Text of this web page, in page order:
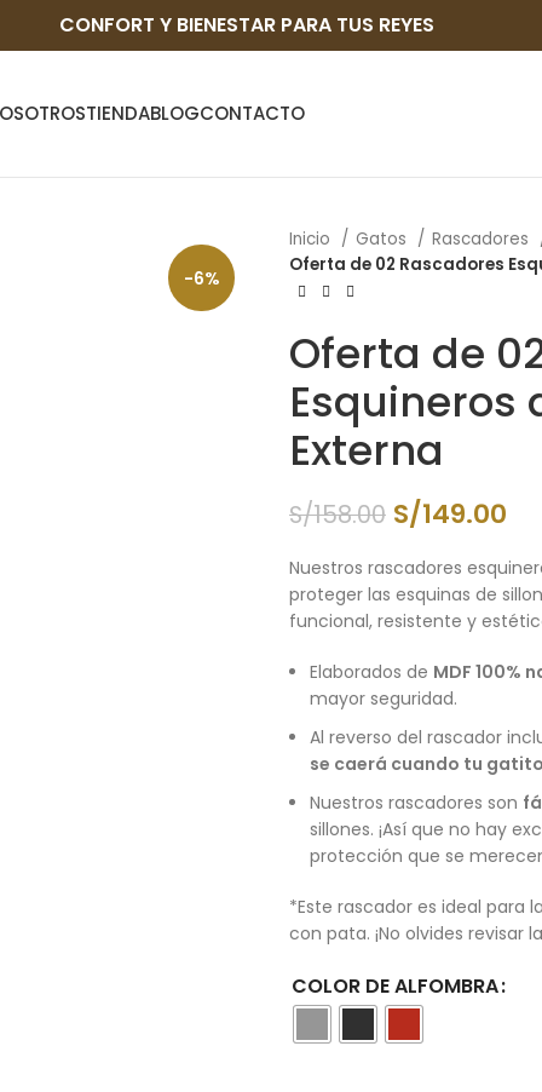
CONFORT Y BIENESTAR PARA TUS REYES
TIENDABLOGCONTACTO
-6%
Inicio Gatos
Rascadores
Oferta de 02 Rascadores
Oferta de
Esquineros
Externa
S/158.00 S/149.00
Nuestros rascadores
proteger las esquinas de
funcional, resistente y
Elaborados de MDF 100%
mayor seguridad.
Al reverso del rascador
se caerá cuando tu
Nuestros rascadores son
sillones. ¡Así que no hay
protección que se
*Este rascador es ideal para
con pata. ¡No olvides revisar
COLOR DE ALFOMBRA